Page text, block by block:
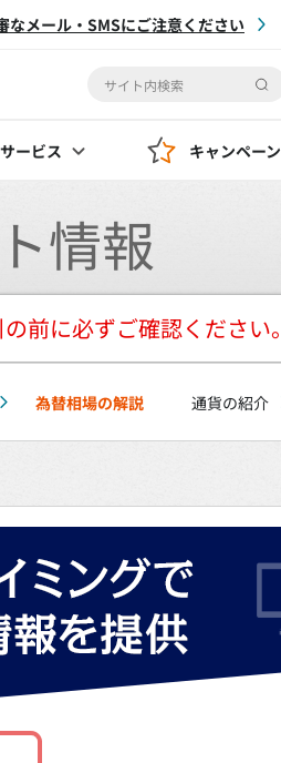
メール・SMSにご注意ください
ービス キャンペーン
情報
前に必ずご確認ください。
為替相場の解説 通貨の紹介